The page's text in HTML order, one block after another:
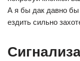
А я бы дак давно
ездить сильно